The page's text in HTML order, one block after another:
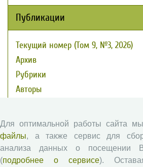
Публикации
Текущий номер (Том 9, №3, 2026)
Архив
Рубрики
Авторы
Подборка статей
Авторам
Для оптимальной работы сайта
файлы, а также сервис для
анализа данных о посещении
(подробнее о сервисе).